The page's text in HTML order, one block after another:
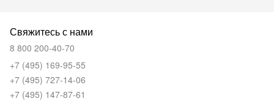
Свяжитесь с нами
8 800 200-40-70
+7 (495) 169-95-55
+7 (495) 727-14-06
+7 (495) 147-87-61